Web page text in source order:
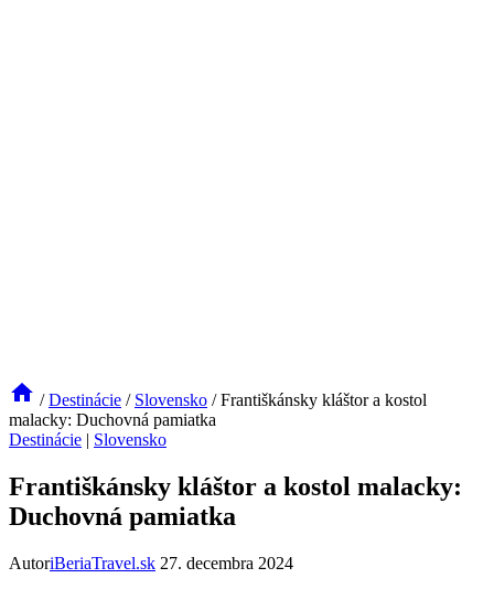
/ Destinácie / Slovensko / Františkánsky kláštor a kostol
malacky: Duchovná pamiatka
Destinácie | Slovensko
Františkánsky kláštor a kostol malacky:
Duchovná pamiatka
AutoriBeriaTravel.sk 27. decembra 2024